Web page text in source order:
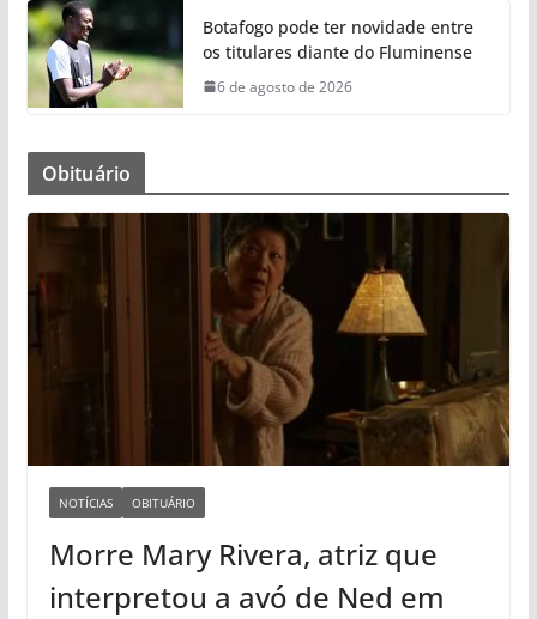
Botafogo pode ter novidade entre
os titulares diante do Fluminense
6 de agosto de 2026
Obituário
NOTÍCIAS OBITUÁRIO
Morre Mary Rivera, atriz que
interpretou a avó de Ned em